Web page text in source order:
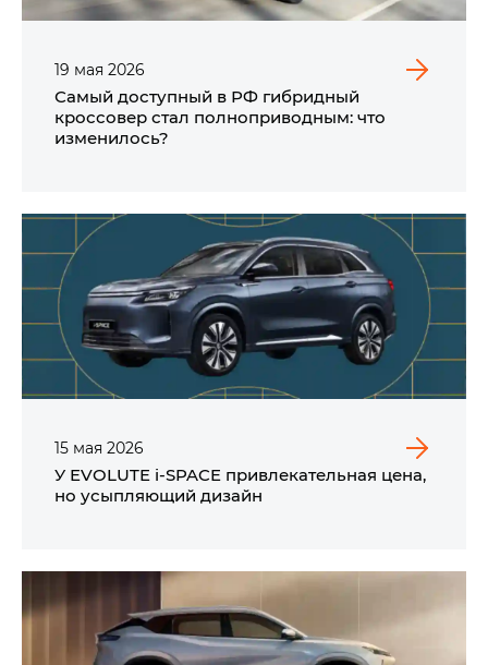
19 мая 2026
Самый доступный в РФ гибридный
кроссовер стал полноприводным: что
изменилось?
15 мая 2026
У EVOLUTE i‑SPACE привлекательная цена,
но усыпляющий дизайн